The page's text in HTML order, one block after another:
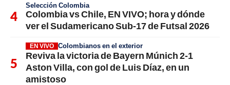
Selección Colombia
Colombia vs Chile, EN VIVO; hora y dónde
ver el Sudamericano Sub-17 de Futsal 2026
EN VIVO Colombianos en el exterior
Reviva la victoria de Bayern Múnich 2-1
Aston Villa, con gol de Luis Díaz, en un
amistoso